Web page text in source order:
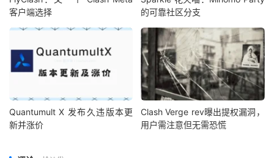
客户端选择
的可靠社区分支
Quantumult X 发布久违版本更
新并涨价
Clash Verge rev曝出提权漏洞，
用户需注意但无需恐慌